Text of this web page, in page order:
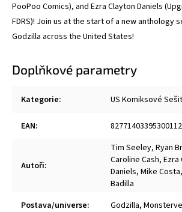
PooPoo Comics), and Ezra Clayton Daniels
FDRS)! Join us at the start of a new anthology
Godzilla across the United States!
Doplňkové parametry
Kategorie: US Komiksové
EAN: 82771403395300112
Autoři:
Tim Seeley, Ryan
Caroline Cash, Ezra
Daniels, Mike Costa,
Badilla
Postava/universe: Godzilla,